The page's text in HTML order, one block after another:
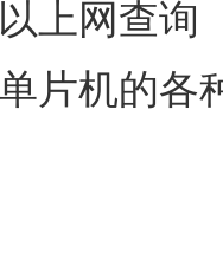
上网查询
片机的各